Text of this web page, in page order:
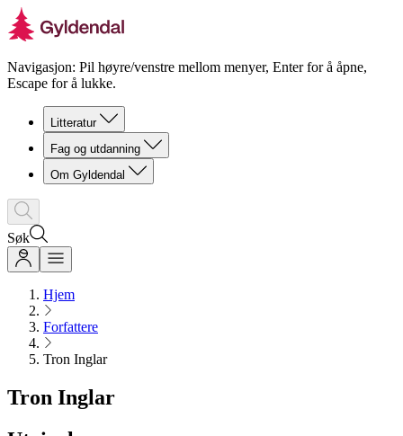
Navigasjon: Pil høyre/venstre mellom menyer, Enter for å åpne,
Escape for å lukke.
Litteratur
Fag og utdanning
Om Gyldendal
Søk
Hjem
Forfattere
Tron Inglar
Tron Inglar